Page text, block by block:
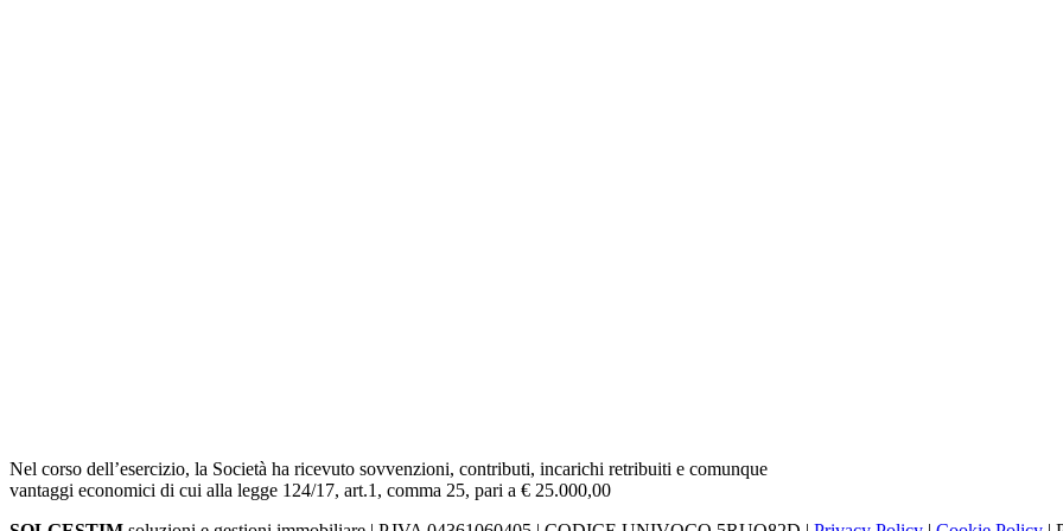
Nel corso dell’esercizio, la Società ha ricevuto sovvenzioni, contributi, incarichi retribuiti e comunque
vantaggi economici di cui alla legge 124/17, art.1, comma 25, pari a € 25.000,00